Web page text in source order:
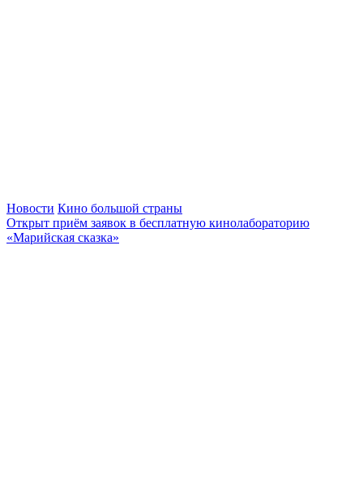
Новости Кино большой страны
Открыт приём заявок в бесплатную кинолабораторию
«Марийская сказка»